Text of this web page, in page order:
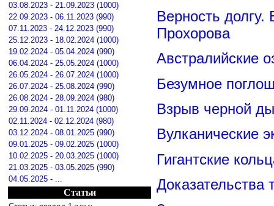
03.08.2023 - 21.09.2023 (1000)
22.09.2023 - 06.11.2023 (990)
07.11.2023 - 24.12.2023 (990)
25.12.2023 - 18.02.2024 (1000)
19.02.2024 - 05.04.2024 (990)
06.04.2024 - 25.05.2024 (1000)
26.05.2024 - 26.07.2024 (1000)
26.07.2024 - 25.08.2024 (990)
26.08.2024 - 28.09.2024 (980)
29.09.2024 - 01.11.2024 (1000)
02.11.2024 - 02.12.2024 (980)
03.12.2024 - 08.01.2025 (990)
09.01.2025 - 09.02.2025 (1000)
10.02.2025 - 20.03.2025 (1000)
21.03.2025 - 03.05.2025 (990)
04.05.2025 - ...
Статьи
Верность
Прохорова
Австралийские
Безумное
Взрыв черной
Вулканические
Гигантские
Доказательства